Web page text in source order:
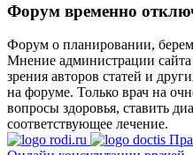
Форум временно
Форум о планировании,
Мнение администрации сайта
зрения авторов статей и
на форуме. Только врач на
вопросы здоровья, ставить
соответствующее лечение.